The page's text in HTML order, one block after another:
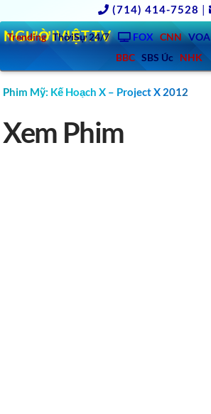
(714) 414-7528 |
Trending ThờiSự 24/7 FOX CNN VOA
BBC SBS Úc NHK
NGƯỜIVIỆT.TV
Phim Mỹ: Kế Hoạch X – Project X 2012
Xem Phim